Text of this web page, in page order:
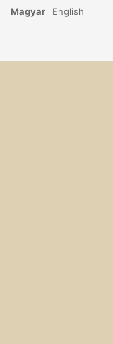
Magyar English